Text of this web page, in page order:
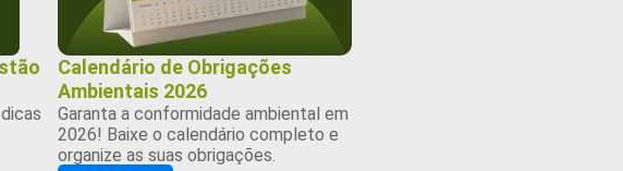
Calendário de Obrigações
Ambientais 2026
Garanta a conformidade ambiental em
2026! Baixe o calendário completo e
organize as suas obrigações.